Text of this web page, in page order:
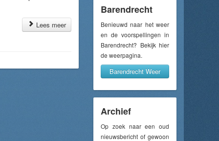
Lees meer
Barendrecht
Benieuwd naar het weer
en de voorspellingen in
Barendrecht? Bekijk hier
de weerpagina.
Barendrecht Weer
Archief
Op zoek naar een oud
nieuwsbericht of gewoon